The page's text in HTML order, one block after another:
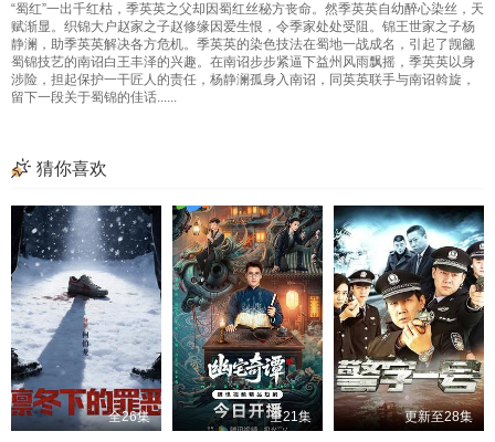
“蜀红”一出千红枯，季英英之父却因蜀红丝秘方丧命。然季英英自幼醉心染丝，天
赋渐显。织锦大户赵家之子赵修缘因爱生恨，令季家处处受阻。锦王世家之子杨
静澜，助季英英解决各方危机。季英英的染色技法在蜀地一战成名，引起了觊觎
蜀锦技艺的南诏白王丰泽的兴趣。在南诏步步紧逼下益州风雨飘摇，季英英以身
涉险，担起保护一干匠人的责任，杨静澜孤身入南诏，同英英联手与南诏斡旋，
留下一段关于蜀锦的佳话......
猜你喜欢
全26集 全21集 更新至28集